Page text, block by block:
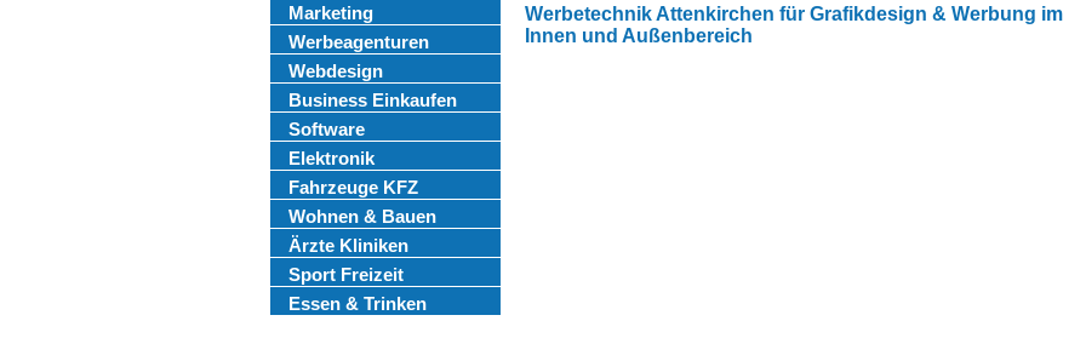
Marketing
Werbeagenturen
Webdesign
Business Einkaufen
Software
Elektronik
Fahrzeuge KFZ
Wohnen & Bauen
Ärzte Kliniken
Sport Freizeit
Essen & Trinken
Werbetechnik Attenkirchen für Grafikdesign & Werbung im
Innen und Außenbereich